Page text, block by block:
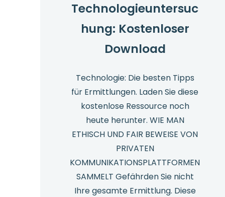
Technologieuntersuc
hung: Kostenloser
Download
Technologie: Die besten Tipps
für Ermittlungen. Laden Sie diese
kostenlose Ressource noch
heute herunter. WIE MAN
ETHISCH UND FAIR BEWEISE VON
PRIVATEN
KOMMUNIKATIONSPLATTFORMEN
SAMMELT Gefährden Sie nicht
Ihre gesamte Ermittlung. Diese